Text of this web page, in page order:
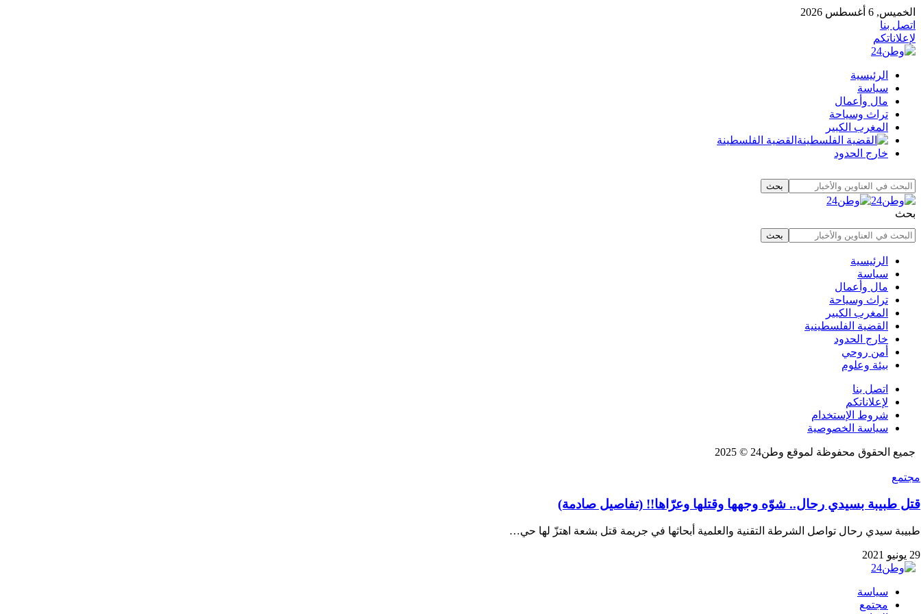
الخميس, 6 أغسطس 2026
اتصل بنا
لإعلاناتكم
الرئيسية
سياسة
مال وأعمال
تراث وسياحة
المغرب الكبير
القضية الفلسطينة
خارج الحدود
بحث
الرئيسية
سياسة
مال وأعمال
تراث وسياحة
المغرب الكبير
القضية الفلسطينية
خارج الحدود
أمن روحي
بيئة وعلوم
اتصل بنا
لإعلاناتكم
شروط الإستخدام
سياسة الخصوصية
جميع الحقوق محفوظة لموقع وطن24 © 2025
مجتمع
قتل طبيبة بسيدي رحال.. شوّه وجهها وقتلها وعرّاها!! (تفاصيل صادمة)
طبيبة سيدي رحال تواصل الشرطة التقنية والعلمية أبحاثها في جريمة قتل بشعة اهتزّ لها حي…
29 يونيو 2021
سياسة
مجتمع